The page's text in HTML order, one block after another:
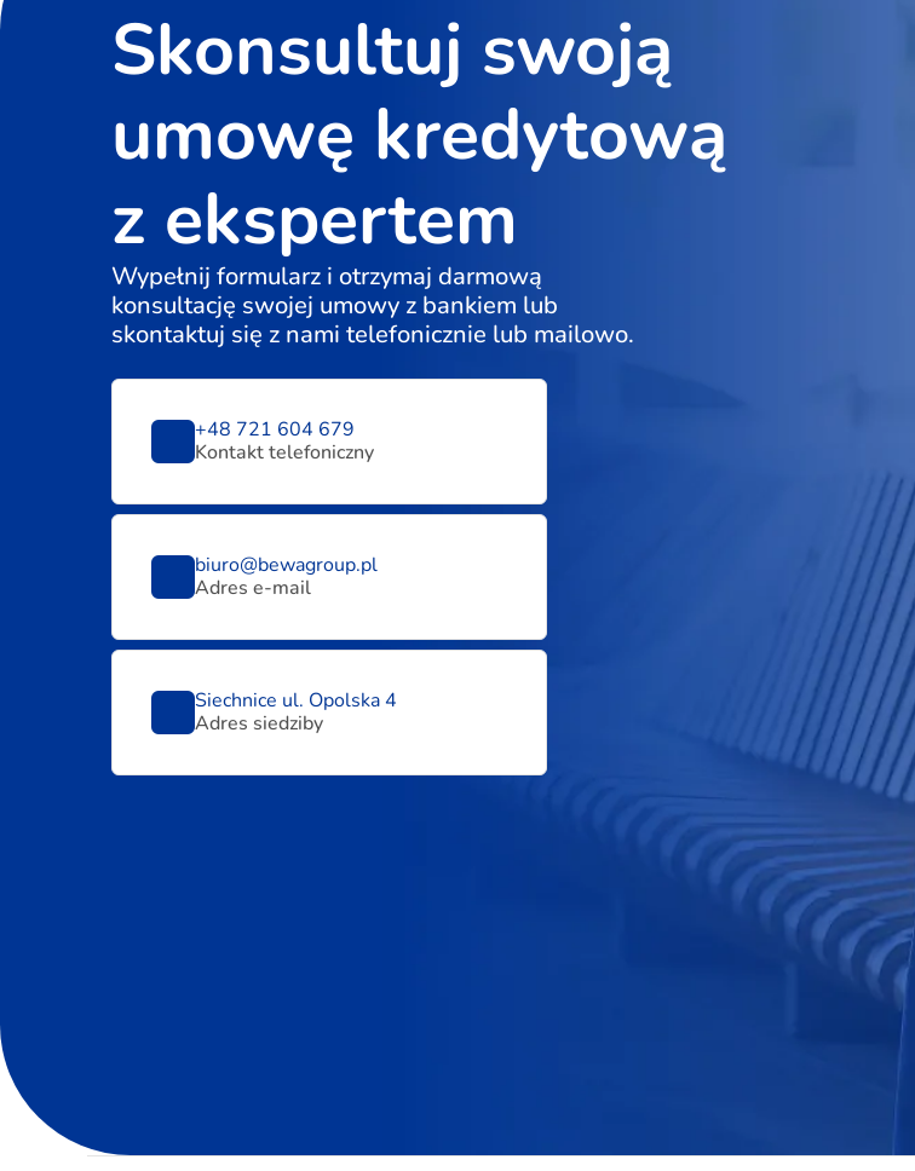
Skonsultuj swoją
umowę kredytową
z ekspertem
Wypełnij formularz i otrzymaj darmową
konsultację swojej umowy z bankiem lub
skontaktuj się z nami telefonicznie lub mailowo.
+48 721 604 679
Kontakt telefoniczny
biuro@bewagroup.pl
Adres e-mail
Siechnice ul. Opolska 4
Adres siedziby